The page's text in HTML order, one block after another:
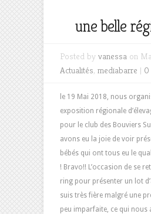
une belle
Posted by vanessa on
Actualités, mediabarre | 0
le 19 Mai 2018, nous
exposition régionale
pour le club des Bouviers
avons eu la joie de voir
bébés qui ont tous eu le
! Bravo!! L’occasion de se
ring pour présenter un lot
suis très fière malgré une
peu imparfaite, ce qui nous